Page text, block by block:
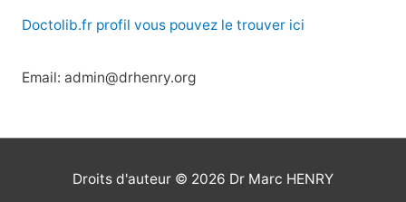
Doctolib.fr profil vous pouvez le trouver ici
Email: admin@drhenry.org
Droits d'auteur © 2026 Dr Marc HENRY